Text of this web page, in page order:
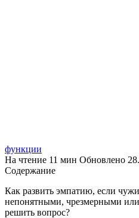
функции
На чтение 11 мин Обновлено
Содержание
Как развить эмпатию, если
непонятными, чрезмерными
решить вопрос?